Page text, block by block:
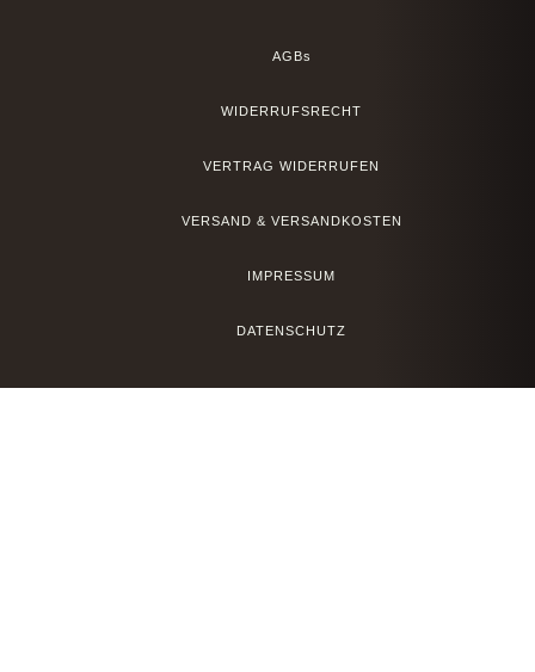
AGBs
WIDERRUFSRECHT
VERTRAG WIDERRUFEN
VERSAND & VERSANDKOSTEN
IMPRESSUM
DATENSCHUTZ